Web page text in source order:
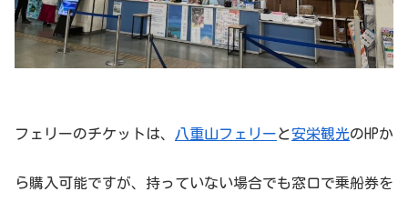
フェリーのチケットは、 八重山フェリーと安栄観光のHPか
ら購入可能ですが、持っていない場合でも窓口で乗船券を